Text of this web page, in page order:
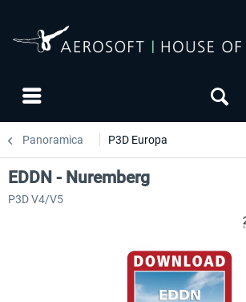
Panoramica P3D Europa
EDDN - Nuremberg
P3D V4/V5